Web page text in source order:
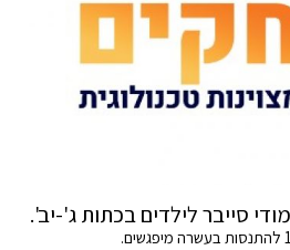
סייבר לילדים בכתות ג'-יב'.